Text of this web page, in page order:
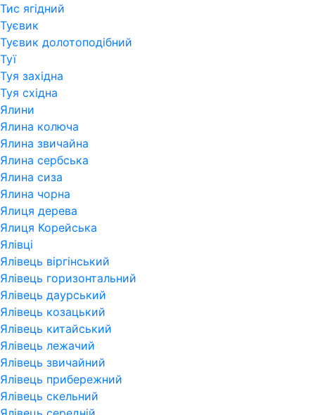
Тис ягідний
Туєвик
Туєвик долотоподібний
Туї
Туя західна
Туя східна
Ялини
Ялина колюча
Ялина звичайна
Ялина сербська
Ялина сиза
Ялина чорна
Ялиця дерева
Ялиця Корейська
Ялівці
Ялівець віргінський
Ялівець горизонтальний
Ялівець даурський
Ялівець козацький
Ялівець китайський
Ялівець лежачий
Ялівець звичайний
Ялівець прибережний
Ялівець скельний